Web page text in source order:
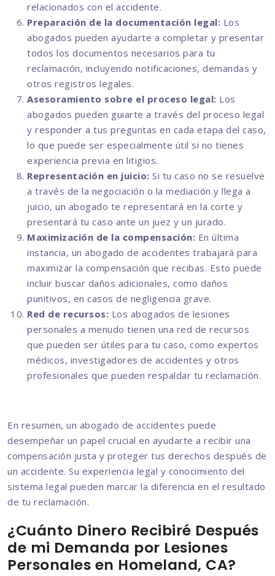
relacionados con el accidente.
Preparación de la documentación legal: Los
abogados pueden ayudarte a completar y presentar
todos los documentos necesarios para tu
reclamación, incluyendo notificaciones, demandas y
otros registros legales.
Asesoramiento sobre el proceso legal: Los
abogados pueden guiarte a través del proceso legal
y responder a tus preguntas en cada etapa del caso,
lo que puede ser especialmente útil si no tienes
experiencia previa en litigios.
Representación en juicio: Si tu caso no se resuelve
a través de la negociación o la mediación y llega a
juicio, un abogado te representará en la corte y
presentará tu caso ante un juez y un jurado.
Maximización de la compensación: En última
instancia, un abogado de accidentes trabajará para
maximizar la compensación que recibas. Esto puede
incluir buscar daños adicionales, como daños
punitivos, en casos de negligencia grave.
Red de recursos: Los abogados de lesiones
personales a menudo tienen una red de recursos
que pueden ser útiles para tu caso, como expertos
médicos, investigadores de accidentes y otros
profesionales que pueden respaldar tu reclamación.
En resumen, un abogado de accidentes puede
desempeñar un papel crucial en ayudarte a recibir una
compensación justa y proteger tus derechos después de
un accidente. Su experiencia legal y conocimiento del
sistema legal pueden marcar la diferencia en el resultado
de tu reclamación.
¿Cuánto Dinero Recibiré Después
de mi Demanda por Lesiones
Personales en Homeland, CA?